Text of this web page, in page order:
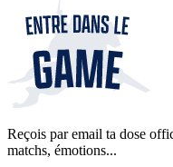
Reçois par email ta dose
matchs, émotions...